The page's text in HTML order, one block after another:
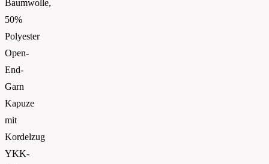
Baumwolle,
50%
Polyester
Open-
End-
Garn
Kapuze
mit
Kordelzug
YKK-